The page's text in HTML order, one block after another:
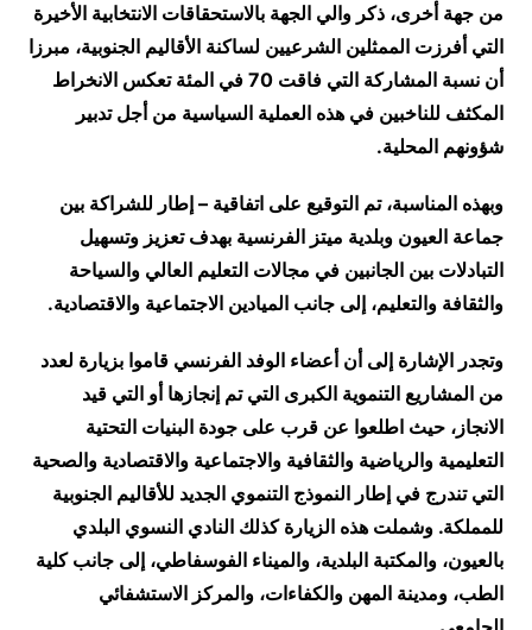
من جهة أخرى، ذكر والي الجهة بالاستحقاقات الانتخابية الأخيرة
التي أفرزت الممثلين الشرعيين لساكنة الأقاليم الجنوبية، مبرزا
أن نسبة المشاركة التي فاقت 70 في المئة تعكس الانخراط
المكثف للناخبين في هذه العملية السياسية من أجل تدبير
شؤونهم المحلية.
وبهذه المناسبة، تم التوقيع على اتفاقية – إطار للشراكة بين
جماعة العيون وبلدية ميتز الفرنسية بهدف تعزيز وتسهيل
التبادلات بين الجانبين في مجالات التعليم العالي والسياحة
والثقافة والتعليم، إلى جانب الميادين الاجتماعية والاقتصادية.
وتجدر الإشارة إلى أن أعضاء الوفد الفرنسي قاموا بزيارة لعدد
من المشاريع التنموية الكبرى التي تم إنجازها أو التي قيد
الانجاز، حيث اطلعوا عن قرب على جودة البنيات التحتية
التعليمية والرياضية والثقافية والاجتماعية والاقتصادية والصحية
التي تندرج في إطار النموذج التنموي الجديد للأقاليم الجنوبية
للمملكة. وشملت هذه الزيارة كذلك النادي النسوي البلدي
بالعيون، والمكتبة البلدية، والميناء الفوسفاطي، إلى جانب كلية
الطب، ومدينة المهن والكفاءات، والمركز الاستشفائي